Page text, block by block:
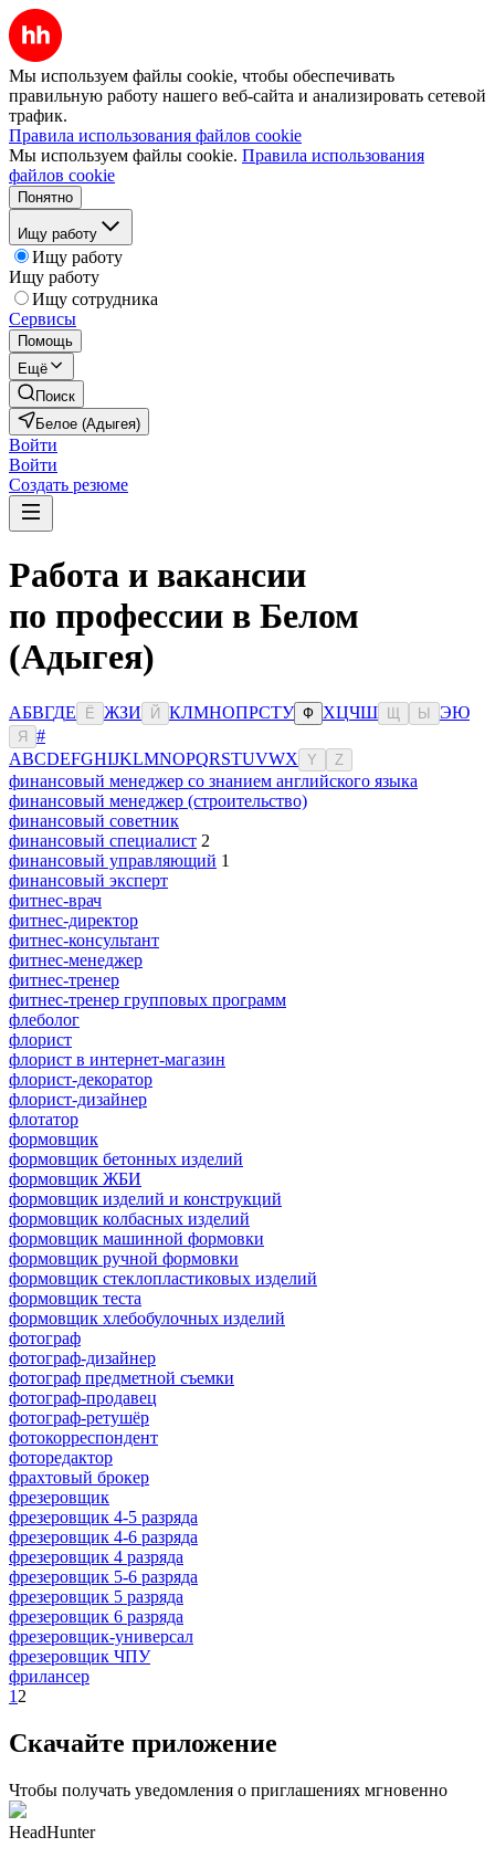
Мы используем файлы cookie, чтобы обеспечивать
правильную работу нашего веб-сайта и анализировать сетевой
трафик.
Правила использования файлов cookie
Мы используем файлы cookie. Правила использования
файлов cookie
Понятно
Ищу работу
Ищу работу
Ищу работу
Ищу сотрудника
Сервисы
Помощь
Ещё
Поиск
Белое (Адыгея)
Войти
Войти
Создать резюме
Работа и вакансии
по профессии в Белом
(Адыгея)
АБВГДЕ Ё ЖЗИ Й КЛМНОПРСТУ Ф ХЦЧШ Ы ЭЮ
Я
#
ABCDEFGHIJKLMNOPQRSTUVWX Y Z
финансовый менеджер со знанием английского языка
финансовый менеджер (строительство)
финансовый советник
финансовый специалист 2
финансовый управляющий 1
финансовый эксперт
фитнес-врач
фитнес-директор
фитнес-консультант
фитнес-менеджер
фитнес-тренер
фитнес-тренер групповых программ
флеболог
флорист
флорист в интернет-магазин
флорист-декоратор
флорист-дизайнер
флотатор
формовщик
формовщик бетонных изделий
формовщик ЖБИ
формовщик изделий и конструкций
формовщик колбасных изделий
формовщик машинной формовки
формовщик ручной формовки
формовщик стеклопластиковых изделий
формовщик теста
формовщик хлебобулочных изделий
фотограф
фотограф-дизайнер
фотограф предметной съемки
фотограф-продавец
фотограф-ретушёр
фотокорреспондент
фоторедактор
фрахтовый брокер
фрезеровщик
фрезеровщик 4-5 разряда
фрезеровщик 4-6 разряда
фрезеровщик 4 разряда
фрезеровщик 5-6 разряда
фрезеровщик 5 разряда
фрезеровщик 6 разряда
фрезеровщик-универсал
фрезеровщик ЧПУ
фрилансер
1 2
Скачайте приложение
Чтобы получать уведомления о приглашениях мгновенно
HeadHunter